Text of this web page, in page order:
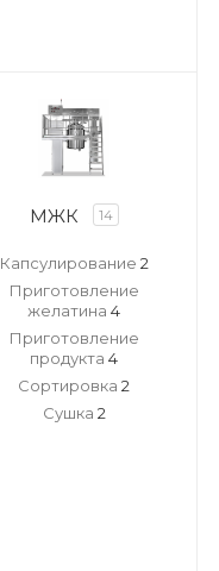
МЖК 14
Капсулирование 2
Приготовление
желатина 4
Приготовление
продукта 4
Сортировка 2
Сушка 2